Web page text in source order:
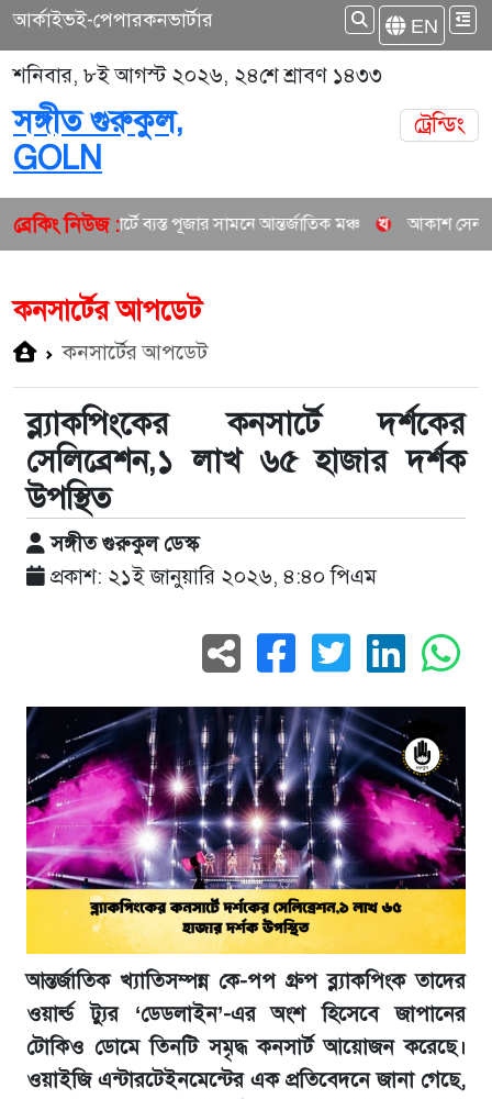
আর্কাইভই-পেপারকনভার্টার EN
শনিবার, ৮ই আগস্ট ২০২৬, ২৪শে শ্রাবণ ১৪৩৩
সঙ্গীত গুরুকুল,
GOLN
ট্রেন্ডিং
ব্রেকিং নিউজ :
ব্যস্ত পূজার সামনে আন্তর্জাতিক মঞ্চ আকাশ সেন ও নিশি
কনসার্টের আপডেট
কনসার্টের আপডেট
ব্ল্যাকপিংকের কনসার্টে দর্শকের
সেলিব্রেশন,১ লাখ ৬৫ হাজার দর্শক
উপস্থিত
সঙ্গীত গুরুকুল ডেস্ক
প্রকাশ: ২১ই জানুয়ারি ২০২৬, ৪:৪০ পিএম
আন্তর্জাতিক খ্যাতিসম্পন্ন কে-পপ গ্রুপ ব্ল্যাকপিংক তাদের
ওয়ার্ল্ড ট্যুর ‘ডেডলাইন’-এর অংশ হিসেবে জাপানের
টোকিও ডোমে তিনটি সমৃদ্ধ কনসার্ট আয়োজন করেছে।
ওয়াইজি এন্টারটেইনমেন্টের এক প্রতিবেদনে জানা গেছে,